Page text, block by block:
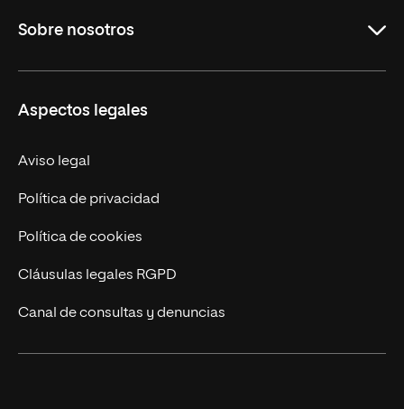
Formación Continua
Sobre nosotros
Trabaja en UNIR
Actualidad
Contáctanos
Aspectos legales
Aviso legal
Política de privacidad
Política de cookies
Cláusulas legales RGPD
Canal de consultas y denuncias